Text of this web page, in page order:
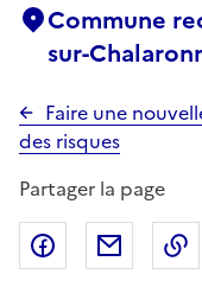
Commune
sur-
Faire une
des risques
Partager la page
Partager sur